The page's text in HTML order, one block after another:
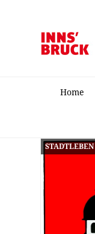
Home
STADTLEBEN